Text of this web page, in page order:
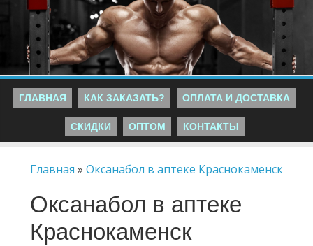
ГЛАВНАЯ КАК ЗАКАЗАТЬ? ОПЛАТА И ДОСТАВКА
СКИДКИ ОПТОМ КОНТАКТЫ
Главная »Оксанабол в аптеке Краснокаменск
Оксанабол в аптеке
Краснокаменск